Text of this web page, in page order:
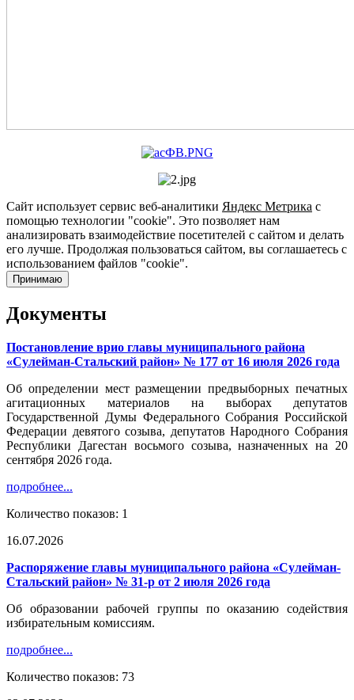
Сайт использует сервис веб-аналитики Яндекс Метрика с
помощью технологии "cookie". Это позволяет нам
анализировать взаимодействие посетителей с сайтом и делать
его лучше. Продолжая пользоваться сайтом, вы соглашаетесь с
использованием файлов "cookie".
Принимаю
Документы
Постановление врио главы муниципального района
«Сулейман-Стальский район» № 177 от 16 июля 2026 года
Об определении мест размещении предвыборных печатных
агитационных материалов на выборах депутатов
Государственной Думы Федерального Собрания Российской
Федерации девятого созыва, депутатов Народного Собрания
Республики Дагестан восьмого созыва, назначенных на 20
сентября 2026 года.
подробнее...
Количество показов: 1
16.07.2026
Распоряжение главы муниципального района «Сулейман-
Стальский район» № 31-р от 2 июля 2026 года
Об образовании рабочей группы по оказанию содействия
избирательным комиссиям.
подробнее...
Количество показов: 73